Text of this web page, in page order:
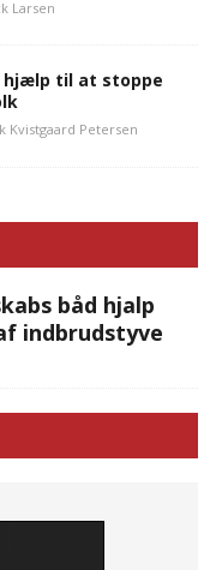
Larsen
hjælp til at stoppe
Kvistgaard Petersen
båd hjalp
indbrudstyve